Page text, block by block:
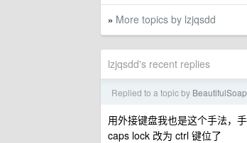
» More topics by lzjqsdd
lzjqsdd's recent replies
Replied to a topic by BeautifulSoap
用外接键盘我也是这个手法，
caps lock 改为 ctrl 键位了